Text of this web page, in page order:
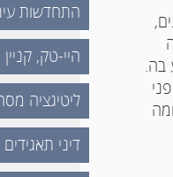
בה.
התחדשות
היי-טק,
ליטיגציה
דיני